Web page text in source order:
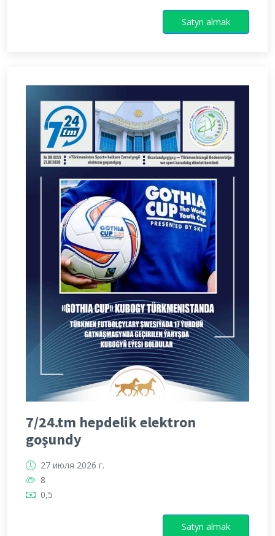
Satyn almak
7/24.tm hepdelik elektron
goşundy
27 июля 2026 г.
8
0,5
Satyn almak